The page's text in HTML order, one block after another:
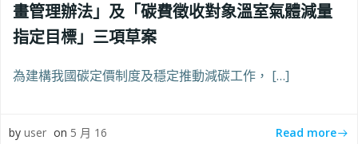
畫管理辦法」及「碳費徵收對象溫室氣體減量
指定目標」三項草案
為建構我國碳定價制度及穩定推動減碳工作， […]
by user on 5 月 16 Read more